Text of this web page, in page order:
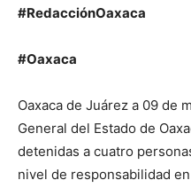
#RedacciónOaxaca
#Oaxaca
Oaxaca de Juárez a 09 de
General del Estado de
detenidas a cuatro
nivel de responsabilidad